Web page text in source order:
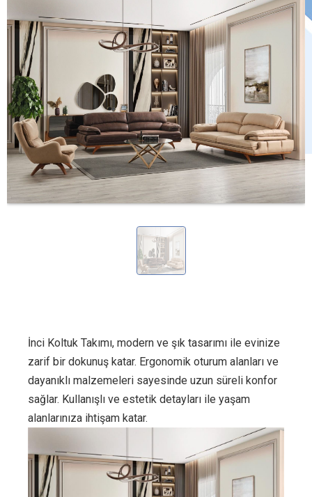
İnci Koltuk Takımı, modern ve şık tasarımı ile evinize
zarif bir dokunuş katar. Ergonomik oturum alanları ve
dayanıklı malzemeleri sayesinde uzun süreli konfor
sağlar. Kullanışlı ve estetik detayları ile yaşam
alanlarınıza ihtişam katar.